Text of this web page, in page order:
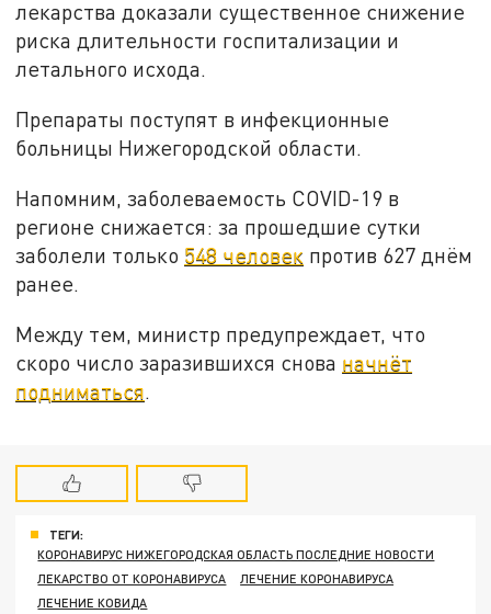
лекарства доказали существенное снижение
риска длительности госпитализации и
летального исхода.
Препараты поступят в инфекционные
больницы Нижегородской области.
Напомним, заболеваемость COVID-19 в
регионе снижается: за прошедшие сутки
заболели только 548 человек против 627 днём
ранее.
Между тем, министр предупреждает, что
скоро число заразившихся снова начнёт
подниматься
ТЕГИ:
КОРОНАВИРУС НИЖЕГОРОДСКАЯ ОБЛАСТЬ ПОСЛЕДНИЕ НОВОСТИ
ЛЕКАРСТВО ОТ КОРОНАВИРУСА
ЛЕЧЕНИЕ КОРОНАВИРУСА
ЛЕЧЕНИЕ КОВИДА